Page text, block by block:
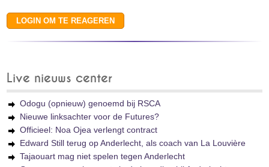
Live nieuws center
Odogu (opnieuw) genoemd bij RSCA
Nieuwe linksachter voor de Futures?
Officieel: Noa Ojea verlengt contract
Edward Still terug op Anderlecht, als coach van La Louvière
Tajaouart mag niet spelen tegen Anderlecht